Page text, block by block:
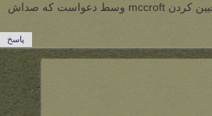
یه تیکه خیلی جالب تو گزارش، نرخ تعیین کردن mccroft وسط دعواست که صداش
پاسخ